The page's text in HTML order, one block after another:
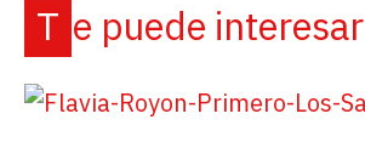
Te puede interesar